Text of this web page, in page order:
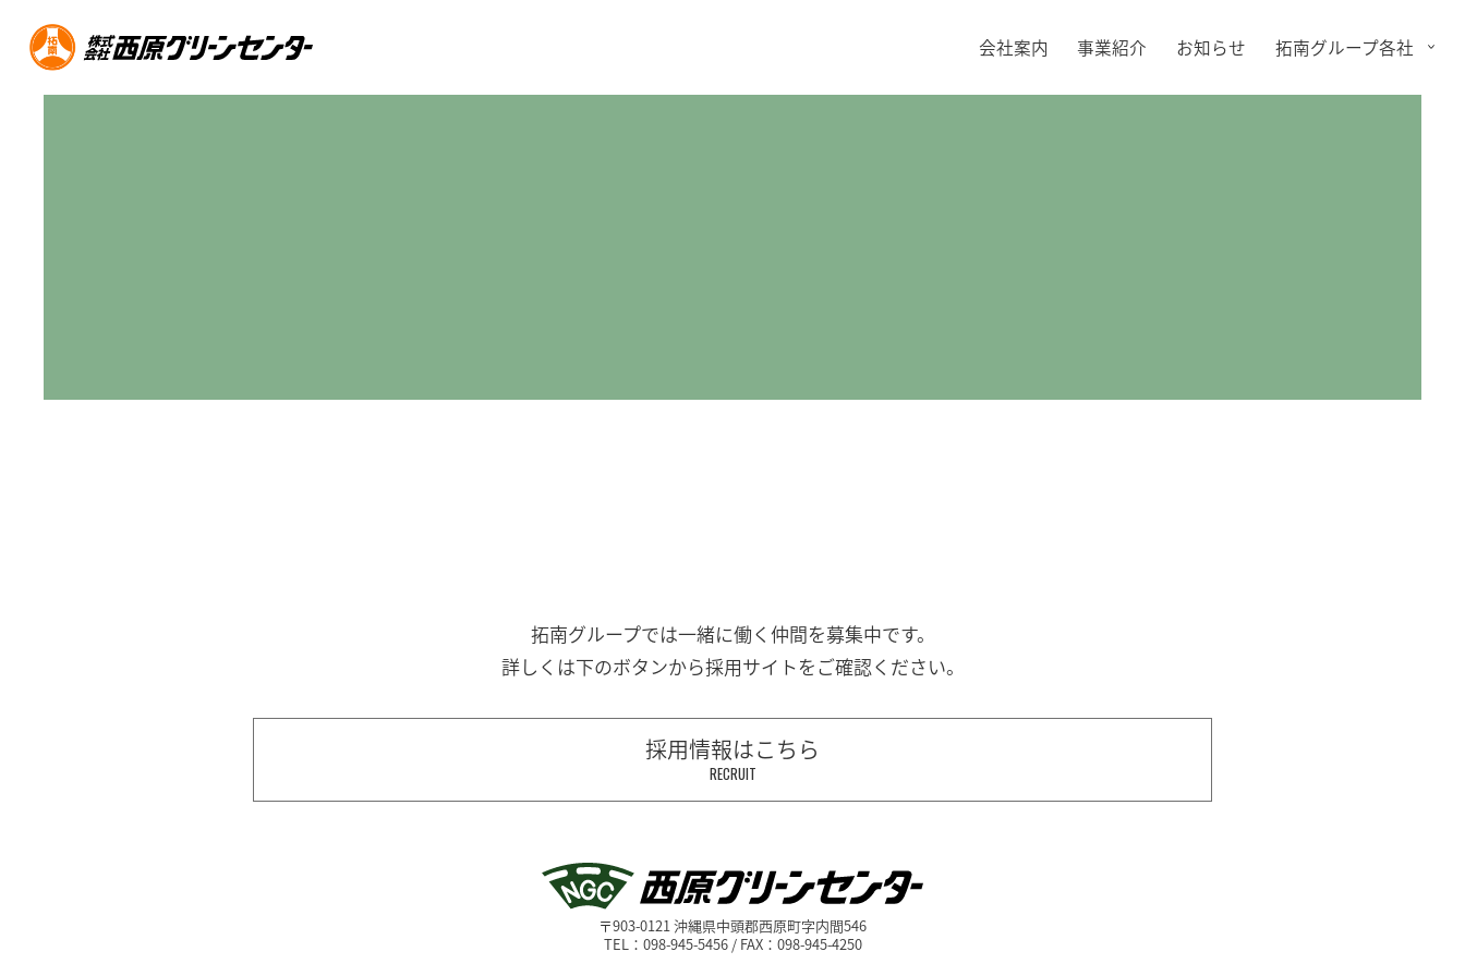
会社案内 事業紹介 お知らせ 拓南グループ各社
拓南グループでは一緒に働く 仲間を募集中です。
詳しくは下のボタンから採用サイトをご確認ください。
採用情報はこちら
RECRUIT
〒903-0121 沖縄県中頭郡西原町字内間546
TEL：098-945-5456 / FAX：098-945-4250